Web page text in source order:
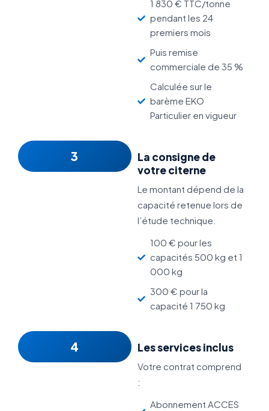
1 830 € TTC/tonne
pendant les 24
premiers mois
Puis remise
commerciale de 35 %
Calculée sur le
barème EKO
Particulier en vigueur
3
La consigne de
votre citerne
Le montant dépend de la
capacité retenue lors de
l’étude technique.
100 € pour les
capacités 500 kg et 1
000 kg
300 € pour la
capacité 1 750 kg
4 Les services inclus
Votre contrat comprend
:
Abonnement ACCES